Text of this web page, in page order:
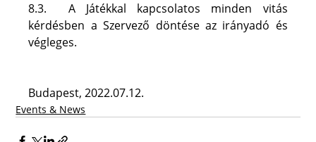
8.3.  A Játékkal kapcsolatos minden vitás
kérdésben a Szervező döntése az irányadó és
végleges.
Budapest, 2022.07.12.
Events & News